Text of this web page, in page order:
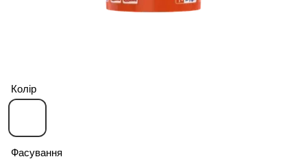
Колір
Фасування